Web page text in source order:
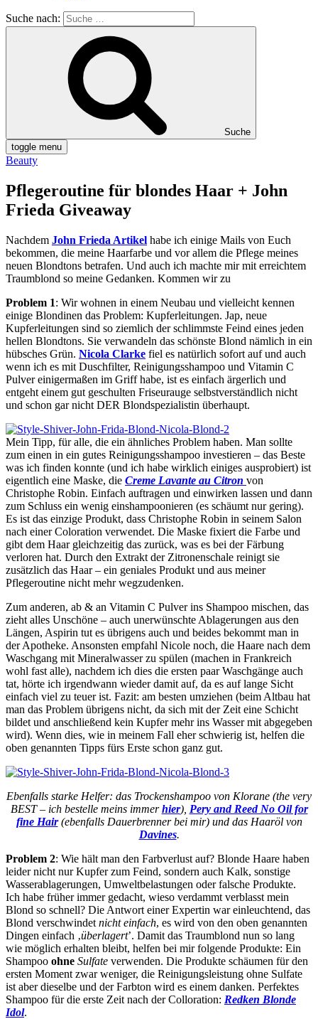
Suche nach:
Suche
toggle menu
Beauty
Pflegeroutine für blondes Haar + John
Frieda Giveaway
Nachdem John Frieda Artikel habe ich einige Mails von Euch
bekommen, die meine Haarfarbe und vor allem die Pflege meines
neuen Blondtons betrafen. Und auch ich machte mir mit erreichtem
Traumblond so meine Gedanken. Kommen wir zu
Problem 1: Wir wohnen in einem Neubau und vielleicht kennen
einige Blondinen das Problem: Kupferleitungen. Jap, neue
Kupferleitungen sind so ziemlich der schlimmste Feind eines jeden
hellen Blondtons. Sie verwandeln das schönste Blond nämlich in ein
hübsches Grün. Nicola Clarke fiel es natürlich sofort auf und auch
wenn ich es mit Duschfilter, Reinigungsshampoo und Vitamin C
Pulver einigermaßen im Griff habe, ist es einfach ärgerlich und
entgeht einem gut geschulten Friseurauge selbstverständlich nicht
und schon gar nicht DER Blondspezialistin überhaupt.
Mein Tipp, für alle, die ein ähnliches Problem haben. Man sollte
zum einen in ein gutes Reinigungsshampoo investieren – das Beste
was ich finden konnte (und ich habe wirklich einiges ausprobiert) ist
eigentlich eine Maske, die Creme Lavante au Citron von
Christophe Robin. Einfach auftragen und einwirken lassen und dann
zum Schluss ein wenig einshampoonieren (es schäumt nur gering).
Es ist das einzige Produkt, dass Christophe Robin in seinem Salon
nach einer Coloration verwendet. Die Maske fixiert die Farbe und
gibt dem Haar gleichzeitig das zurück, was es bei der Färbung
verloren hat. Durch den Extrakt der Zitronenschale reinigt sie
zusätzlich das Haar – ein geniales Produkt und aus meiner
Pflegeroutine nicht mehr wegzudenken.
Zum anderen, ab & an Vitamin C Pulver ins Shampoo mischen, das
zieht alles Unschöne – auch unerwünschte Ablagerungen aus den
Längen, Aspirin tut es übrigens auch und beides bekommt man in
der Apotheke. Ansonsten empfahl Nicole noch, die Haare nach dem
Waschgang mit Mineralwasser zu spülen (machen in Frankreich
wohl fast alle), nachdem ich dies die ersten paar Waschgänge auch
tat, hörte ich irgendwann wieder damit auf, da es auf lange Sicht
einfach viel zu teuer ist. Fazit: am besten umziehen (beim Altbau hat
man das Problem übrigens nicht, da sich mit der Zeit eine Schicht
bildet und anschließend kein Kupfer mehr ins Wasser mit abgegeben
wird). Wenn dies, wie in meinem Fall eher schwierig ist, helfen die
oben genannten Tipps fürs Erste schon ganz gut.
Ebenfalls starke Helfer: das Trockenshampoo von Klorane (the very
BEST – ich bestelle meins immerhier), Pery and Reed No Oil for
fine Hair(ebenfalls Dauerbrenner bei mir) und das Haaröl von
Davines.
Problem 2: Wie hält man den Farbverlust auf? Blonde Haare haben
leider nicht nur Kupfer zum Feind, sondern auch Kalk, sonstige
Wasserablagerungen, Umweltbelastungen oder falsche Produkte.
Ich habe früher immer gedacht, wieso verdammt verblasst mein
Blond so schnell? Die Antwort einer Expertin war einleuchtend, das
Blond verschwindet nicht einfach, es wird von den oben genannten
Dingen einfach ‚überlagert’. Damit das Traumblond nun so lang
wie möglich erhalten bleibt, helfen bei mir folgende Produkte: Ein
Shampoo ohne Sulfate verwenden. Die Produkte schäumen für den
ersten Moment zwar weniger, die Reinigungsleistung ohne Sulfate
ist aber dieselbe und der Farbton wird es einem danken. Perfektes
Shampoo für die erste Zeit nach der Colloration: Redken Blonde
Idol.